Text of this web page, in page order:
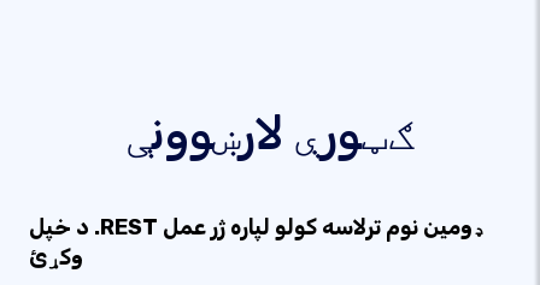
ګټورې لارښوونې
د خپل .REST ډومین نوم ترلاسه کولو لپاره ژر عمل
وکړئ